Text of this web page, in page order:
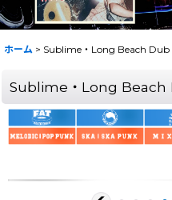
ホーム > Sublime・Long Beach Dub
Sublime・Long Beach